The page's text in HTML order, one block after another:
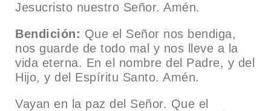
Jesucristo nuestro Señor. Amén.
Bendición: Que el Señor nos bendiga,
nos guarde de todo mal y nos lleve a la
vida eterna. En el nombre del Padre, y del
Hijo, y del Espíritu Santo. Amén.
Vayan en la paz del Señor. Que el